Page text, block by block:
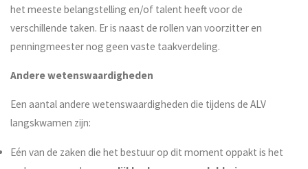
het meeste belangstelling en/of talent heeft voor de
verschillende taken. Er is naast de rollen van voorzitter en
penningmeester nog geen vaste taakverdeling.
Andere wetenswaardigheden
Een aantal andere wetenswaardigheden die tijdens de ALV
langskwamen zijn:
Eén van de zaken die het bestuur op dit moment oppakt is het